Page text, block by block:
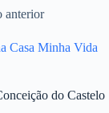
anterior
Casa Minha Vida
do Castelo